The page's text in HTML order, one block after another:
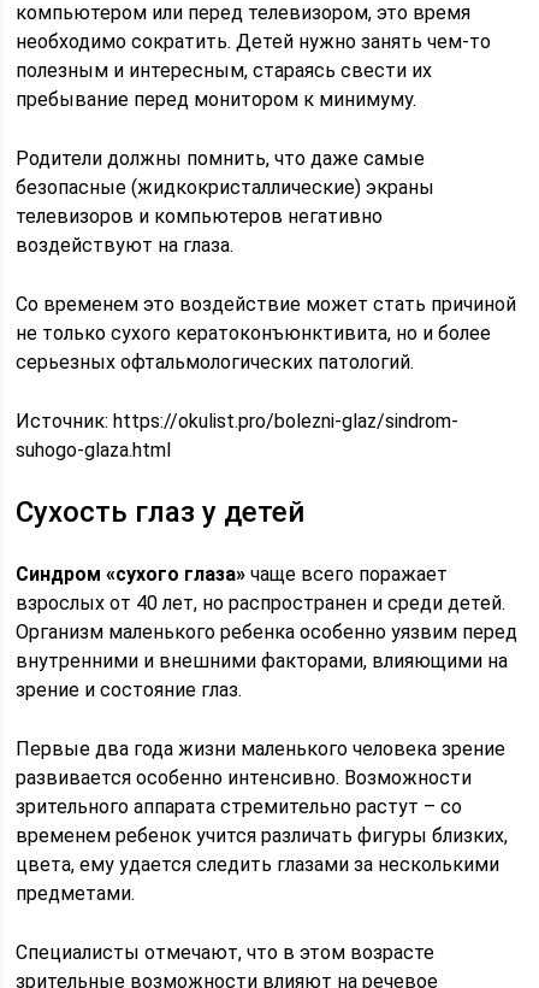
компьютером или перед телевизором, это время
необходимо сократить. Детей нужно занять чем-то
полезным и интересным, стараясь свести их
пребывание перед монитором к минимуму.
Родители должны помнить, что даже самые
безопасные (жидкокристаллические) экраны
телевизоров и компьютеров негативно
воздействуют на глаза.
Со временем это воздействие может стать причиной
не только сухого кератоконъюнктивита, но и более
серьезных офтальмологических патологий.
Источник:https://okulist.pro/bolezni-glaz/sindrom-
suhogo-glaza.html
Сухость глаз у детей
Синдром «сухого глаза» чаще всего поражает
взрослых от 40 лет, но распространен и среди детей.
Организм маленького ребенка особенно уязвим перед
внутренними и внешними факторами, влияющими на
зрение и состояние глаз.
Первые два года жизни маленького человека зрение
развивается особенно интенсивно. Возможности
зрительного аппарата стремительно растут – со
временем ребенок учится различать фигуры близких,
цвета, ему удается следить глазами за несколькими
предметами.
Специалисты отмечают, что в этом возрасте
зрительные возможности влияют на речевое